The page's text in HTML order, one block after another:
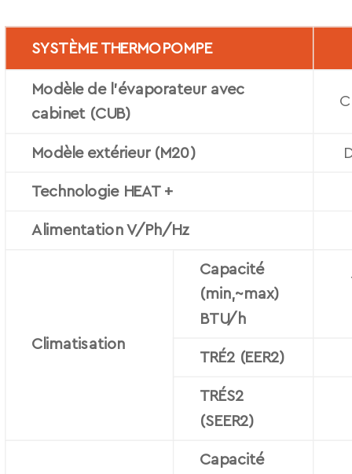
Charte performance
SYSTÈME THERMOPOMPE
Modèle de l’évaporateur avec
cabinet (CUB)
Modèle extérieur (M20)
Technologie HEAT +
Alimentation V/Ph/Hz
Climatisation
Capacité
(min,~max)
BTU/h
TRÉ2 (EER2)
TRÉS2
(SEER2)
Capacité